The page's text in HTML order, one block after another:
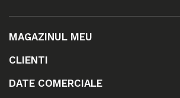
MAGAZINUL MEU
CLIENTI
DATE COMERCIALE